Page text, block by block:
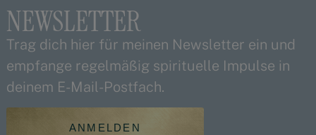
NEWSLETTER
Trag dich hier für meinen Newsletter ein und
empfange regelmäßig spirituelle Impulse in
deinem E-Mail-Postfach.
ANMELDEN